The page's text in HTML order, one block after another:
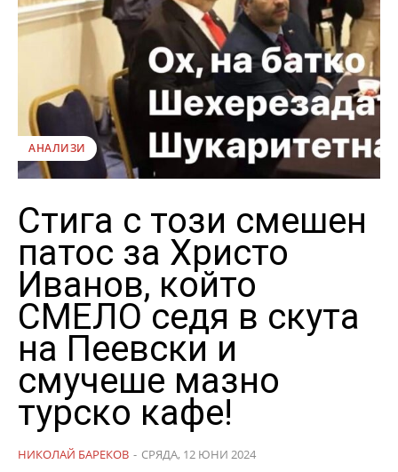
АНАЛИЗИ
Стига с този смешен
патос за Христо
Иванов, който
СМЕЛО седя в скута
на Пеевски и
смучеше мазно
турско кафе!
НИКОЛАЙ БАРЕКОВ - СРЯДА, 12 ЮНИ 2024